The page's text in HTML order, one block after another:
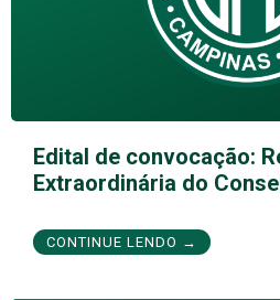
Edital de convocação:
Extraordinária do
CONTINUE LENDO →